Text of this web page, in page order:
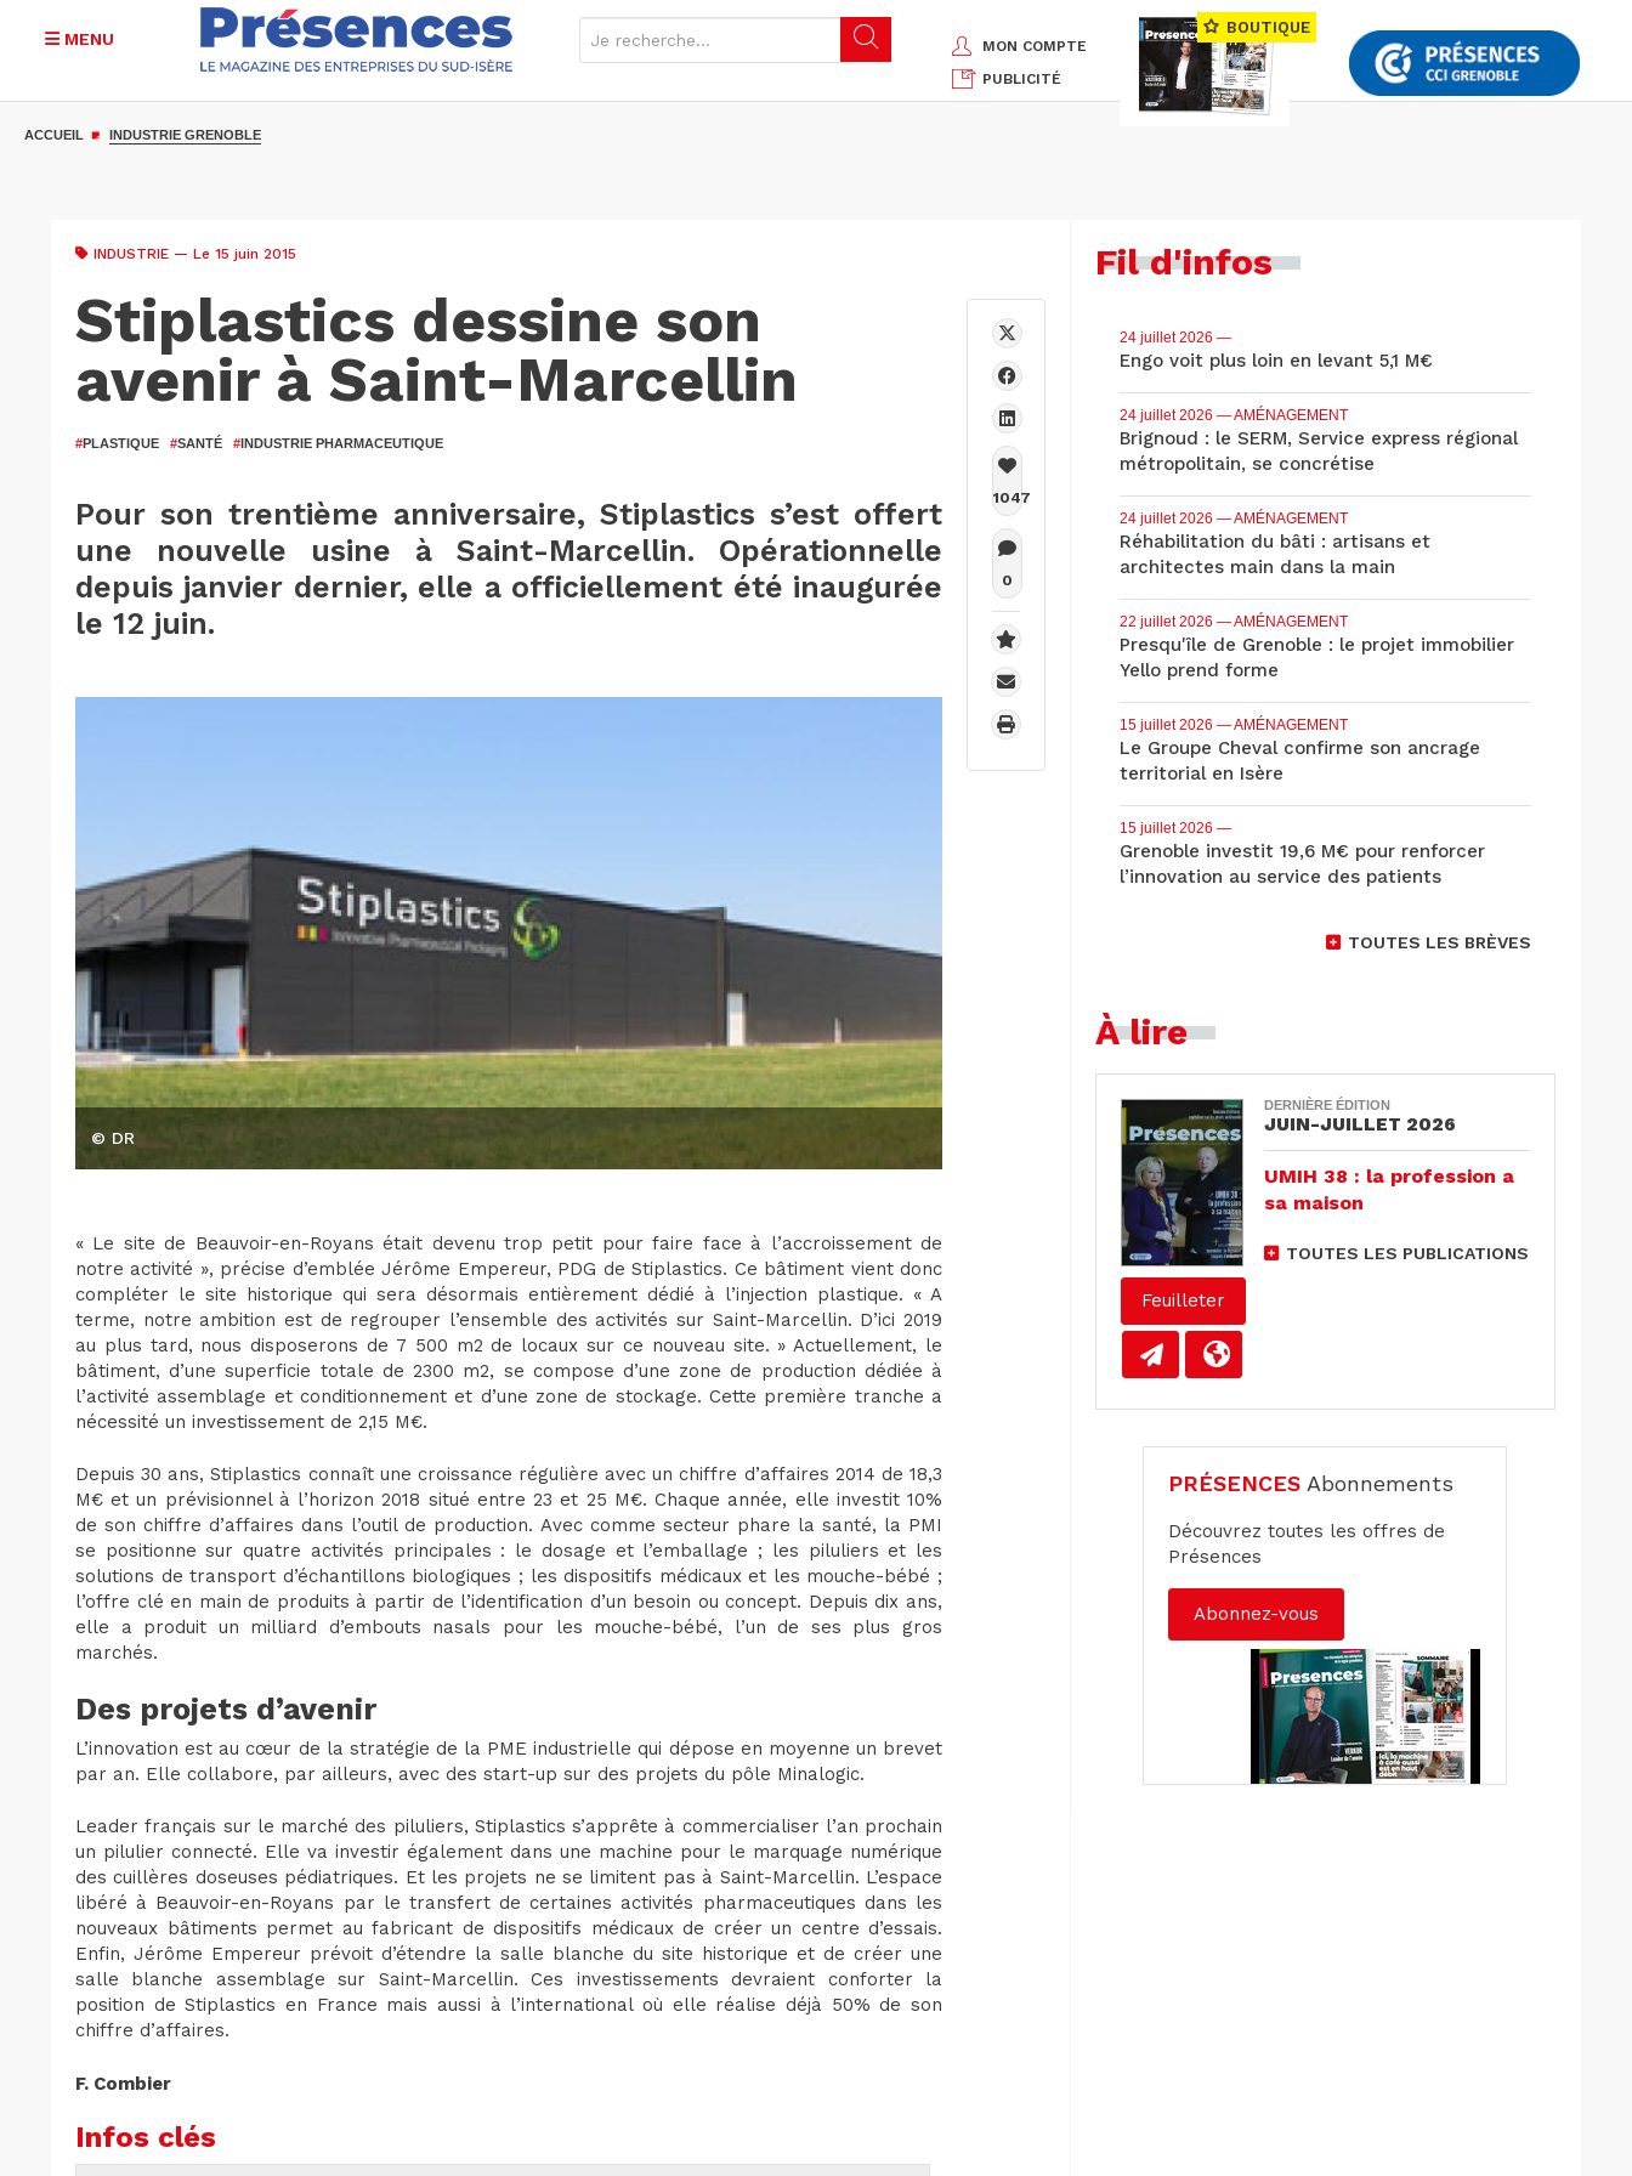
MENU
MON COMPTE
PUBLICITÉ
BOUTIQUE
ACCUEIL INDUSTRIE GRENOBLE
INDUSTRIE — Le 15 juin 2015
Stiplastics dessine son
avenir à Saint-Marcellin
#PLASTIQUE #SANTÉ #INDUSTRIE PHARMACEUTIQUE
Pour son trentième anniversaire, Stiplastics s’est offert
une nouvelle usine à Saint-Marcellin. Opérationnelle
depuis janvier dernier, elle a officiellement été inaugurée
le 12 juin.
© DR
« Le site de Beauvoir-en-Royans était devenu trop petit pour faire face à l’accroissement de
notre activité », précise d’emblée Jérôme Empereur, PDG de Stiplastics. Ce bâtiment vient donc
compléter le site historique qui sera désormais entièrement dédié à l’injection plastique. « A
terme, notre ambition est de regrouper l’ensemble des activités sur Saint-Marcellin. D’ici 2019
au plus tard, nous disposerons de 7 500 m2 de locaux sur ce nouveau site. » Actuellement, le
bâtiment, d’une superficie totale de 2300 m2, se compose d’une zone de production dédiée à
l’activité assemblage et conditionnement et d’une zone de stockage. Cette première tranche a
nécessité un investissement de 2,15 M€.
Depuis 30 ans, Stiplastics connaît une croissance régulière avec un chiffre d’affaires 2014 de 18,3
M€ et un prévisionnel à l’horizon 2018 situé entre 23 et 25 M€. Chaque année, elle investit 10%
de son chiffre d’affaires dans l’outil de production. Avec comme secteur phare la santé, la PMI
se positionne sur quatre activités principales : le dosage et l’emballage ; les piluliers et les
solutions de transport d’échantillons biologiques ; les dispositifs médicaux et les mouche-bébé ;
l’offre clé en main de produits à partir de l’identification d’un besoin ou concept. Depuis dix ans,
elle a produit un milliard d’embouts nasals pour les mouche-bébé, l’un de ses plus gros
marchés.
Des projets d’avenir
L’innovation est au cœur de la stratégie de la PME industrielle qui dépose en moyenne un brevet
par an. Elle collabore, par ailleurs, avec des start-up sur des projets du pôle Minalogic.
Leader français sur le marché des piluliers, Stiplastics s’apprête à commercialiser l’an prochain
un pilulier connecté. Elle va investir également dans une machine pour le marquage numérique
des cuillères doseuses pédiatriques. Et les projets ne se limitent pas à Saint-Marcellin. L’espace
libéré à Beauvoir-en-Royans par le transfert de certaines activités pharmaceutiques dans les
nouveaux bâtiments permet au fabricant de dispositifs médicaux de créer un centre d’essais.
Enfin, Jérôme Empereur prévoit d’étendre la salle blanche du site historique et de créer une
salle blanche assemblage sur Saint-Marcellin. Ces investissements devraient conforter la
position de Stiplastics en France mais aussi à l’international où elle réalise déjà 50% de son
chiffre d’affaires.
F. Combier
Infos clés
1047
0
Fil d'infos
24 juillet 2026 —
Engo voit plus loin en levant 5,1 M€
24 juillet 2026 — AMÉNAGEMENT
Brignoud : le SERM, Service express régional
métropolitain, se concrétise
24 juillet 2026 — AMÉNAGEMENT
Réhabilitation du bâti : artisans et
architectes main dans la main
22 juillet 2026 — AMÉNAGEMENT
Presqu'île de Grenoble : le projet immobilier
Yello prend forme
15 juillet 2026 — AMÉNAGEMENT
Le Groupe Cheval confirme son ancrage
territorial en Isère
15 juillet 2026 —
Grenoble investit 19,6 M€ pour renforcer
l’innovation au service des patients
TOUTES LES BRÈVES
À lire
Feuilleter
DERNIÈRE ÉDITION
JUIN-JUILLET 2026
UMIH 38 : la profession a
sa maison
TOUTES LES PUBLICATIONS
PRÉSENCES Abonnements
Découvrez toutes les offres de
Présences
Abonnez-vous